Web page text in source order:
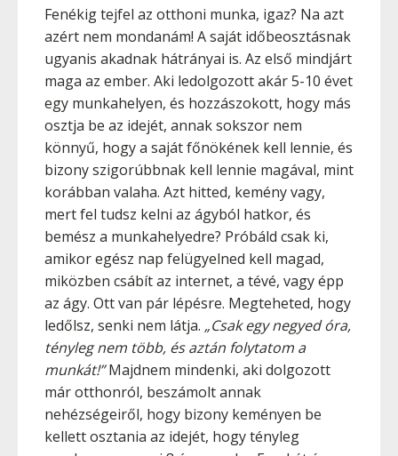
Fenékig tejfel az otthoni munka, igaz? Na azt
azért nem mondanám! A saját időbeosztásnak
ugyanis akadnak hátrányai is. Az első mindjárt
maga az ember. Aki ledolgozott akár 5-10 évet
egy munkahelyen, és hozzászokott, hogy más
osztja be az idejét, annak sokszor nem
könnyű, hogy a saját főnökének kell lennie, és
bizony szigorúbbnak kell lennie magával, mint
korábban valaha. Azt hitted, kemény vagy,
mert fel tudsz kelni az ágyból hatkor, és
bemész a munkahelyedre? Próbáld csak ki,
amikor egész nap felügyelned kell magad,
miközben csábít az internet, a tévé, vagy épp
az ágy. Ott van pár lépésre. Megteheted, hogy
ledőlsz, senki nem látja. „Csak egy negyed óra,
tényleg nem több, és aztán folytatom a
munkát!”Majdnem mindenki, aki dolgozott
már otthonról, beszámolt annak
nehézségeiről, hogy bizony keményen be
kellett osztania az idejét, hogy tényleg